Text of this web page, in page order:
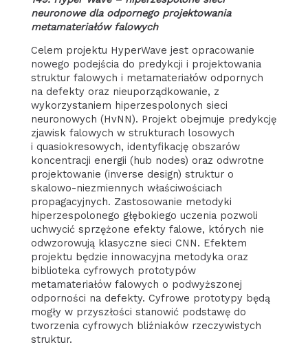
neuronowe dla odpornego projektowania
metamateriałów falowych
Celem projektu HyperWave jest opracowanie
nowego podejścia do predykcji i projektowania
struktur falowych i metamateriałów odpornych
na defekty oraz nieuporządkowanie, z
wykorzystaniem hiperzespolonych sieci
neuronowych (HvNN). Projekt obejmuje predykcję
zjawisk falowych w strukturach losowych
i quasiokresowych, identyfikację obszarów
koncentracji energii (hub nodes) oraz odwrotne
projektowanie (inverse design) struktur o
skalowo-niezmiennych właściwościach
propagacyjnych. Zastosowanie metodyki
hiperzespolonego głębokiego uczenia pozwoli
uchwycić sprzężone efekty falowe, których nie
odwzorowują klasyczne sieci CNN. Efektem
projektu będzie innowacyjna metodyka oraz
biblioteka cyfrowych prototypów
metamateriałów falowych o podwyższonej
odporności na defekty. Cyfrowe prototypy będą
mogły w przyszłości stanowić podstawę do
tworzenia cyfrowych bliźniaków rzeczywistych
struktur.